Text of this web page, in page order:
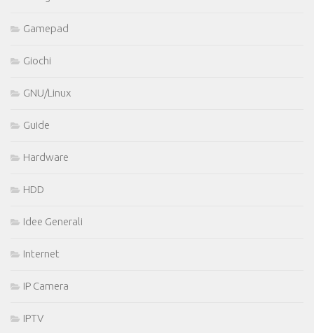
Gamepad
Giochi
GNU/Linux
Guide
Hardware
HDD
Idee Generali
Internet
IP Camera
IPTV